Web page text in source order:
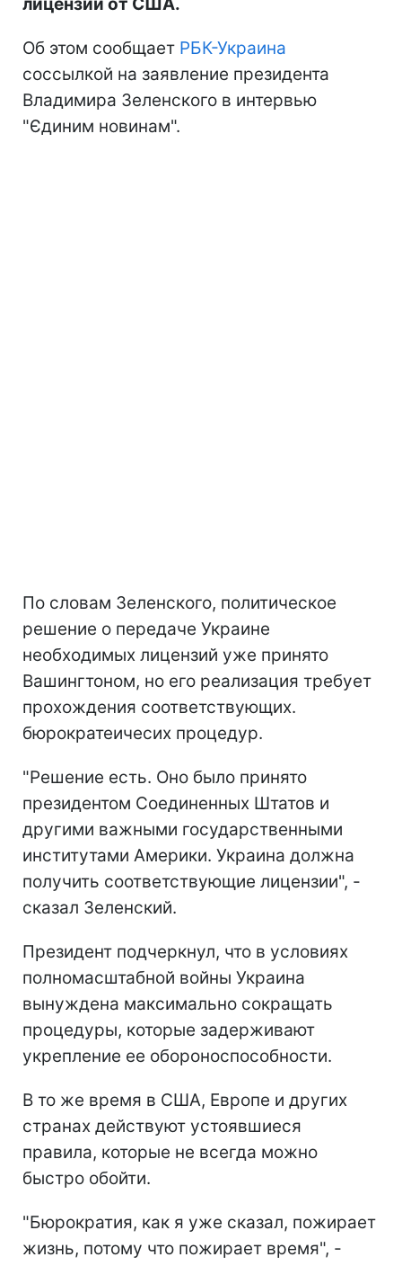
Об этом сообщает РБК-Украина
соссылкой на заявление президента
Владимира Зеленского в интервью
"Єдиним новинам".
По словам Зеленского, политическое
решение о передаче Украине
необходимых лицензий уже принято
Вашингтоном, но его реализация требует
прохождения соответствующих.
бюрократеичесих процедур.
"Решение есть. Оно было принято
президентом Соединенных Штатов и
другими важными государственными
институтами Америки. Украина должна
получить соответствующие лицензии", -
сказал Зеленский.
Президент подчеркнул, что в условиях
полномасштабной войны Украина
вынуждена максимально сокращать
процедуры, которые задерживают
укрепление ее обороноспособности.
В то же время в США, Европе и других
странах действуют устоявшиеся
правила, которые не всегда можно
быстро обойти.
"Бюрократия, как я уже сказал, пожирает
жизнь, потому что пожирает время", -